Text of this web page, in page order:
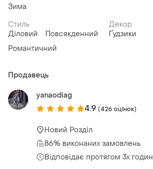
Зима
Стиль
Діловий
Повсякденний
Романтичний
Декор
Ґудзики
Продавець
yanaodiag
4.9 (426 оцінок)
Новий Розділ
86% виконаних замовлень
Відповідає протягом 3х годин